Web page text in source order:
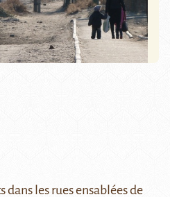
dans les rues ensablées de